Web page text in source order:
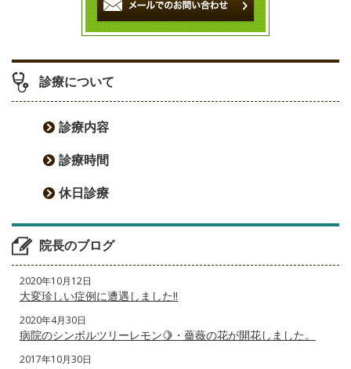
診療について
診療内容
診療時間
休日診療
院長のブログ
2020年10月12日
大変珍しい症例に遭遇しました‼️
2020年4月30日
病院のシンボルツリーレモン🍋・薔薇の花が開花しました。
2017年10月30日